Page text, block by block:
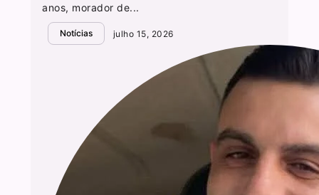
anos, morador de...
Notícias julho 15, 2026